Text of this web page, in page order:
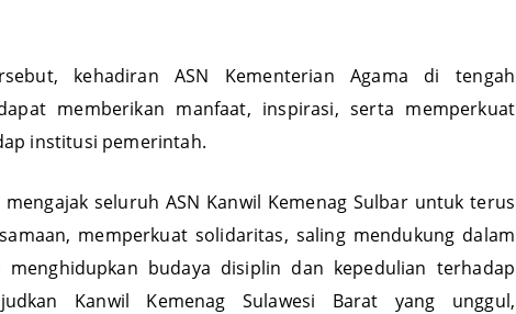
kehadiran ASN Kementerian Agama di tengah
memberikan manfaat, inspirasi, serta memperkuat
institusi pemerintah.​​​​​​​
seluruh ASN Kanwil Kemenag Sulbar untuk terus
memperkuat solidaritas, saling mendukung dalam
menghidupkan budaya disiplin dan kepedulian terhadap
Kanwil Kemenag Sulawesi Barat yang unggul,